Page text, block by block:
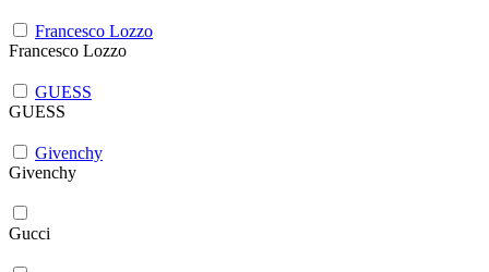
Francesco Lozzo
Francesco Lozzo
GUESS
GUESS
Givenchy
Givenchy
Gucci